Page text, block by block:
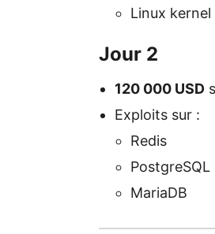
Linux kernel
Jour 2
120 000 USD
Exploits sur :
Redis
PostgreSQL
MariaDB